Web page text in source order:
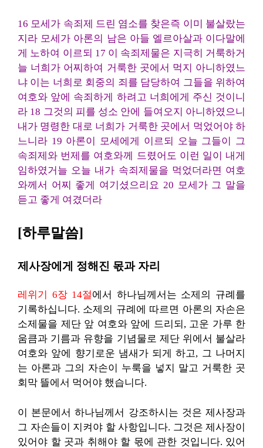
16 모세가 속죄제 드린 염소를 찾은즉 이미 불살랐는
지라 모세가 아론의 남은 아들 엘르아살과 이다말에
게 노하여 이르되 17 이 속죄제물은 지극히 거룩하거
늘 너희가 어찌하여 거룩한 곳에서 먹지 아니하였느
냐 이는 너희로 회중의 죄를 담당하여 그들을 위하여
여호와 앞에 속죄하게 하려고 너희에게 주신 것이니
라 18 그것의 피를 성소 안에 들여오지 아니하였으니
내가 명령한 대로 너희가 거룩한 곳에서 먹었어야 하
느니라 19 아론이 모세에게 이르되 오늘 그들이 그
속죄제와 번제를 여호와께 드렸어도 이런 일이 내게
임하였거늘 오늘 내가 속죄제물을 먹었더라면 여호
와께서 어찌 좋게 여기셨으리요 20 모세가 그 말을
듣고 좋게 여겼더라
[하루말씀]
제사장에게 정해진 몫과 자리
레위기 6장 14절에서 하나님께서는 소제의 규례를
기록하십니다. 소제의 규례에 따르면 아론의 자손은
소제물을 제단 앞 여호와 앞에 드리되, 고운 가루 한
움큼과 기름과 유향을 기념물로 제단 위에서 불살라
여호와 앞에 향기로운 냄새가 되게 하고, 그 나머지
는 아론과 그의 자손이 누룩을 넣지 말고 거룩한 곳
회막 뜰에서 먹어야 했습니다.
이 본문에서 하나님께서 강조하시는 것은 제사장과
그 자손들이 지켜야 할 사항입니다. 그것은 제사장이
있어야 할 곳과 취해야 할 몫에 관한 것입니다. 있어